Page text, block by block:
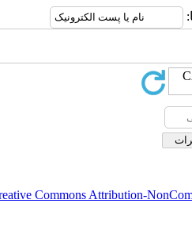
Commons Attribution-